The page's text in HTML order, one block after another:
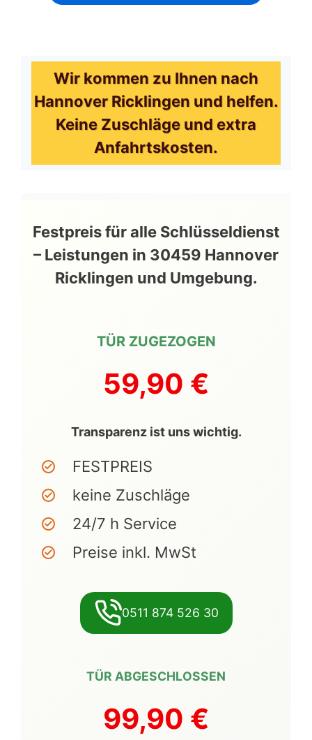
Wir kommen zu Ihnen nach
Hannover Ricklingen und helfen.
Keine Zuschläge und extra
Anfahrtskosten.
Festpreis für alle Schlüsseldienst
– Leistungen in 30459 Hannover
Ricklingen und Umgebung.
TÜR ZUGEZOGEN
59,90 €
Transparenz ist uns wichtig.
FESTPREIS
keine Zuschläge
24/7 h Service
Preise inkl. MwSt
0511 874 526 30
TÜR ABGESCHLOSSEN
99,90 €